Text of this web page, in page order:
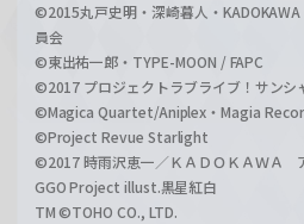
©2015丸戸史明・深崎暮人・
員会
©東出祐一郎・TYPE-MOON / FAPC
©2017 プロジェクトラブライブ！サンシ
©Magica Quartet/Aniplex・Magia
©Project Revue Starlight
©2017 時雨沢恵一／ＫＡＤＯＫＡＷＡ
GGO Project illust.黒星紅白
TM ©TOHO CO., LTD.